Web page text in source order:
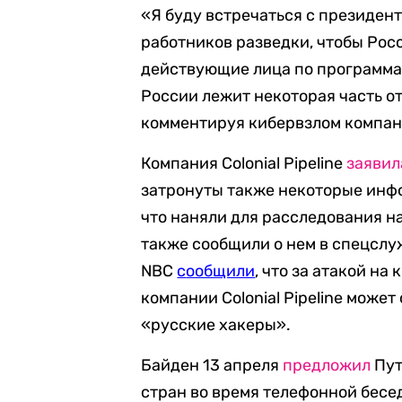
«Я буду встречаться с
работников разведки, чтобы
действующие лица по
России лежит некоторая часть
комментируя кибервзлом
Компания Colonial Pipeline
затронуты также некоторые
что наняли для расследования
также сообщили о нем в
NBC сообщили, что за атакой
компании Colonial Pipeline может
«русские хакеры».
Байден 13 апреля предложил
стран во время телефонной